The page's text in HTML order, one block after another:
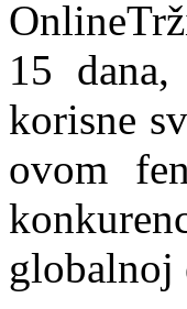
15
korisne
ovom
globalnoj